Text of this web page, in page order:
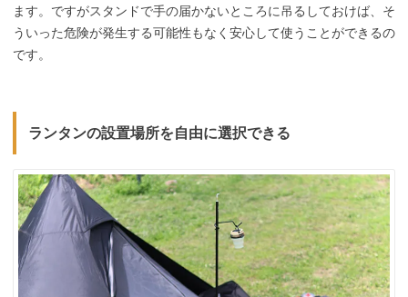
ます。ですがスタンドで手の届かないところに吊るしておけば、そ
ういった危険が発生する可能性もなく安心して使うことができるの
です。
ランタンの設置場所を自由に選択できる